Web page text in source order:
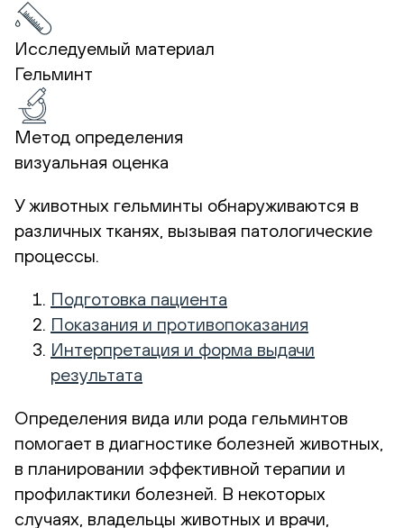
Исследуемый материал
Гельминт
Метод определения
визуальная оценка
У животных гельминты обнаруживаются в
различных тканях, вызывая патологические
процессы.
Подготовка пациента
Показания и противопоказания
Интерпретация и форма выдачи
результата
Определения вида или рода гельминтов
помогает в диагностике болезней животных,
в планировании эффективной терапии и
профилактики болезней. В некоторых
случаях, владельцы животных и врачи,